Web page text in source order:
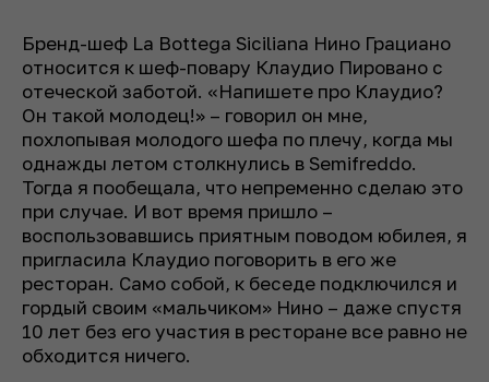
Бренд-шеф La Bottega Siciliana Нино Грациано
относится к шеф-повару Клаудио Пировано с
отеческой заботой. «Напишете про Клаудио?
Он такой молодец!» – говорил он мне,
похлопывая молодого шефа по плечу, когда мы
однажды летом столкнулись в Semifreddo.
Тогда я пообещала, что непременно сделаю это
при случае. И вот время пришло –
воспользовавшись приятным поводом юбилея, я
пригласила Клаудио поговорить в его же
ресторан. Само собой, к беседе подключился и
гордый своим «мальчиком» Нино – даже спустя
10 лет без его участия в ресторане все равно не
обходится ничего.